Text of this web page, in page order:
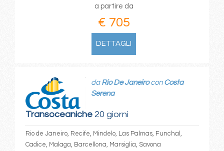
a partire da
€ 705
DETTAGLI
Transoceaniche20 giorni
da Rio De Janeirocon Costa
Serena
Rio de Janeiro, Recife, Mindelo, Las Palmas, Funchal,
Cadice, Malaga, Barcellona, Marsiglia, Savona